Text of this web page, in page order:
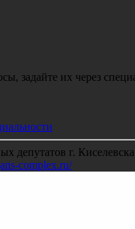
задайте их через
депутатов г. Киселевска
complex.ru/